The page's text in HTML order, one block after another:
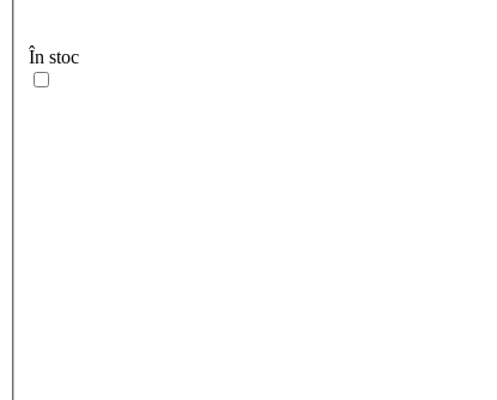
În stoc